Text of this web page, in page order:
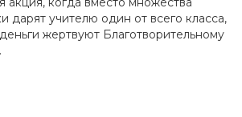
дарят учителю один от всего класса,
жертвуют Благотворительному